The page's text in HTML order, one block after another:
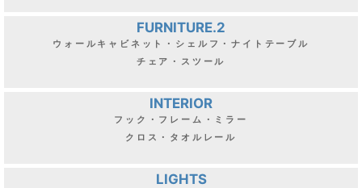
FURNITURE.2
ウォールキャビネット・シェルフ・ナイトテーブル
チェア・スツール
INTERIOR
フック・フレーム・ミラー
クロス・タオルレール
LIGHTS